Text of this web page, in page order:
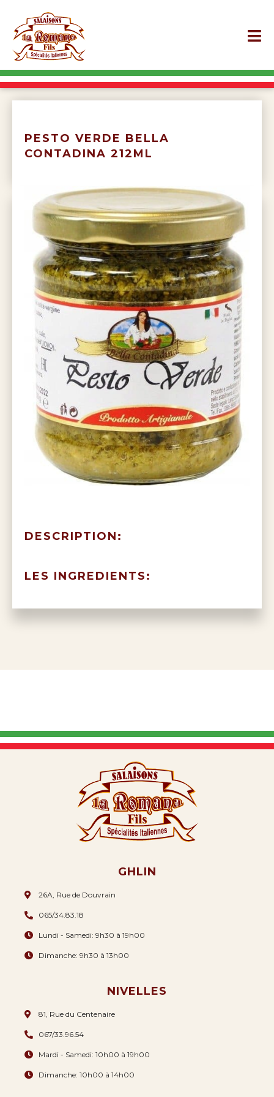
PESTO VERDE BELLA
CONTADINA 212ML
DESCRIPTION:
LES INGREDIENTS:
GHLIN
26A, Rue de Douvrain
065/34.83.18
Lundi - Samedi: 9h30 à 19h00
Dimanche: 9h30 à 13h00
NIVELLES
81, Rue du Centenaire
067/33.96.54
Mardi - Samedi: 10h00 à 19h00
Dimanche: 10h00 à 14h00